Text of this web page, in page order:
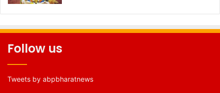
Follow us
Tweets by abpbharatnews